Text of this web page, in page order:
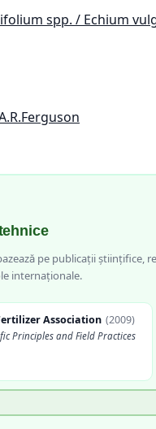
spp. / Echium
pe publicații
internaționale.
Association (2009)
Principles and Field Practices